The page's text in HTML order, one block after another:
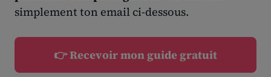
simplement ton email ci-dessous.
👉 Recevoir mon guide gratuit